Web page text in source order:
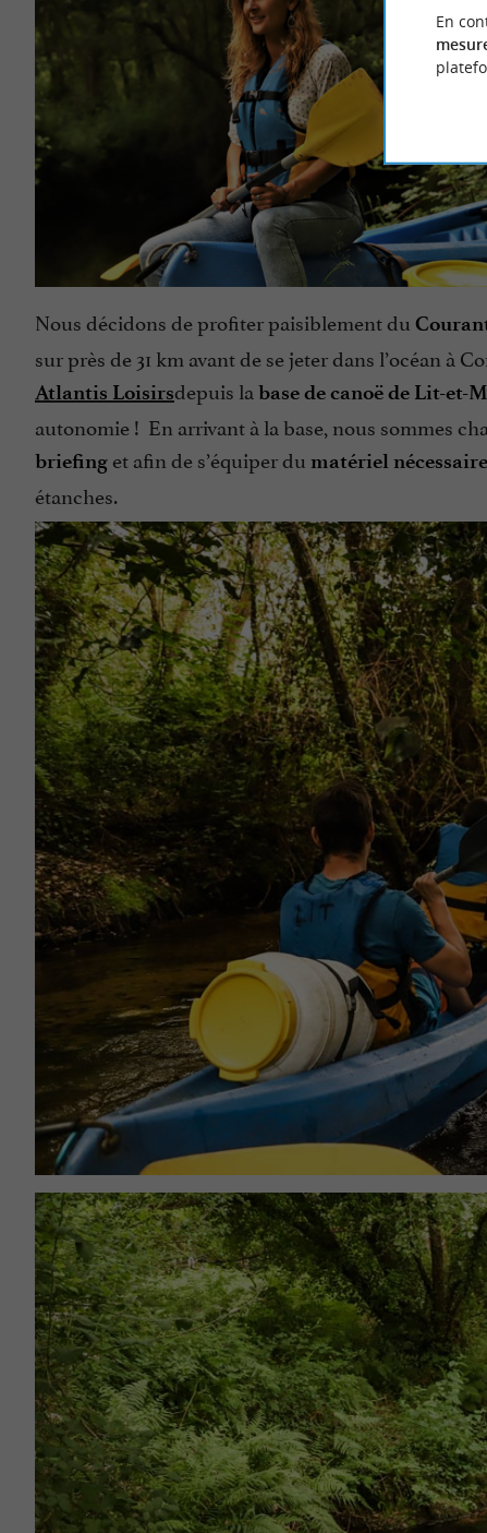
Nous décidons de profiter paisiblement du
sur près de 31 km avant de se jeter dans l’océan à
Atlantis Loisirsdepuis la base de canoë de Lit-et-
autonomie ! En arrivant à la base, nous sommes
briefing et afin de s’équiper du matériel nécessaire
étanches.
En